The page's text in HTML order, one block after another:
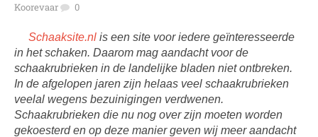
Koorevaar
0
Schaaksite.nl is een site voor iedere geïnteresseerde
in het schaken. Daarom mag aandacht voor de
schaakrubrieken in de landelijke bladen niet ontbreken.
In de afgelopen jaren zijn helaas veel schaakrubrieken
veelal wegens bezuinigingen verdwenen.
Schaakrubrieken die nu nog over zijn moeten worden
gekoesterd en op deze manier geven wij meer aandacht